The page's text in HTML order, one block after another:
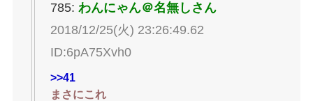
785: わんにゃん＠名無しさん
2018/12/25(火) 23:26:49.62
ID:6pA75Xvh0
>>41
まさにこれ